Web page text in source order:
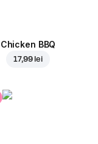
Chicken BBQ
17,99 lei